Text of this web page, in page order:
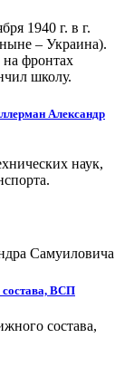
1940 г. в г.
– Украина).
на фронтах
школу.
Александр
наук,
Самуиловича
состава, ВСП
состава,